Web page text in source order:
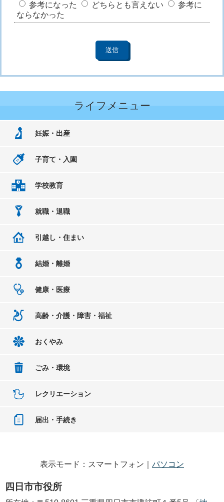
参考になった
どちらとも言えない
参考に
ならなかった
ライフメニュー
妊娠・出産
子育て・入園
学校教育
就職・退職
引越し・住まい
結婚・離婚
健康・医療
高齢・介護・障害・福祉
おくやみ
ごみ・環境
レクリエーション
届出・手続き
表示モード：スマートフォン｜ パソコン
四日市市役所